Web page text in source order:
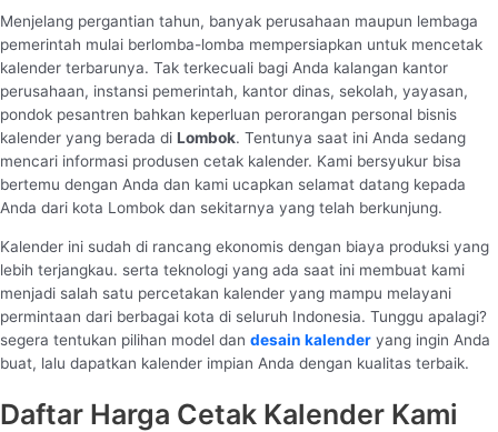
Menjelang pergantian tahun, banyak perusahaan maupun lembaga
pemerintah mulai berlomba-lomba mempersiapkan untuk mencetak
kalender terbarunya. Tak terkecuali bagi Anda kalangan kantor
perusahaan, instansi pemerintah, kantor dinas, sekolah, yayasan,
pondok pesantren bahkan keperluan perorangan personal bisnis
kalender yang berada di Lombok. Tentunya saat ini Anda sedang
mencari informasi produsen cetak kalender. Kami bersyukur bisa
bertemu dengan Anda dan kami ucapkan selamat datang kepada
Anda dari kota Lombok dan sekitarnya yang telah berkunjung.
Kalender ini sudah di rancang ekonomis dengan biaya produksi yang
lebih terjangkau. serta teknologi yang ada saat ini membuat kami
menjadi salah satu percetakan kalender yang mampu melayani
permintaan dari berbagai kota di seluruh Indonesia. Tunggu apalagi?
segera tentukan pilihan model dan desain kalender yang ingin Anda
buat, lalu dapatkan kalender impian Anda dengan kualitas terbaik.
Daftar Harga Cetak Kalender Kami